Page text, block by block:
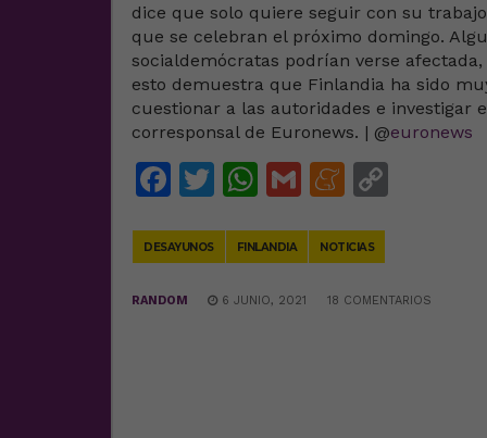
dice que solo quiere seguir con su
que se celebran el próximo domingo.
socialdemócratas podrían verse
esto demuestra que Finlandia ha sido
cuestionar a las autoridades e investigar
corresponsal de Euronews. | @euronews
Facebook
Twitter
WhatsApp
GmailMeneame
DESAYUNOS FINLANDIA NOTICIAS
RANDOM 6 JUNIO, 2021 18 COMENTARIOS